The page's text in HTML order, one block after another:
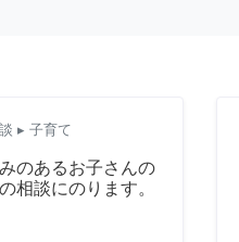
▸ 子育て
のあるお子さんの
相談にのります。